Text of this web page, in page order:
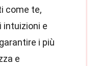
come te,
intuizioni e
i più
e